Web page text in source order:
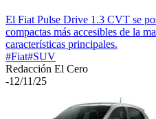
El Fiat Pulse Drive 1.3 CVT se
compactas más accesibles de la
características principales.
#Fiat#SUV
Redacción El Cero
-12/11/25